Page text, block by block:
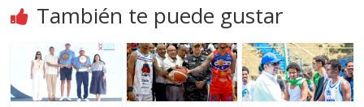
También te puede gustar